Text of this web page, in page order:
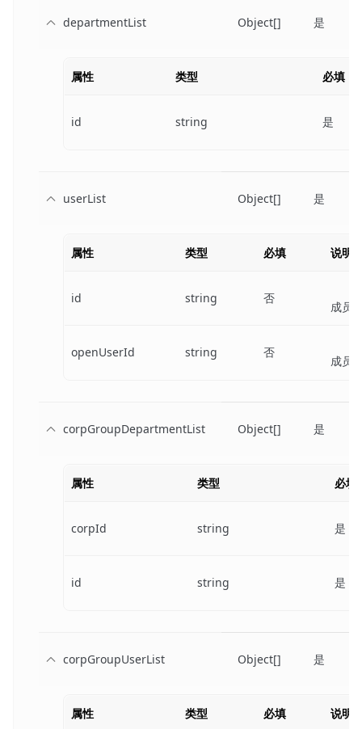
departmentList Object[] 是
属性 类型 必填
id string 是
userList Object[] 是
属性 类型 必填 说明
id string 否
成员
openUserId string 否
成员
corpGroupDepartmentList Object[] 是
属性 类型 必填
corpId string 是
id string 是
corpGroupUserList Object[] 是
属性 类型 必填 说明